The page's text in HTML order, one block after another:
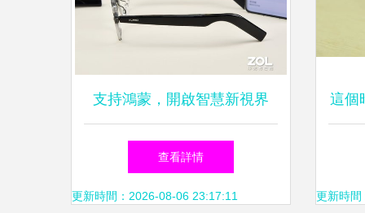
支持鴻蒙，開啟智慧新視界
華為Eyewear智能眼鏡高清圖
賞與深度體驗
查看詳情
更新時間：2026-08-06 23:17:11
這個
鏡
更新時間